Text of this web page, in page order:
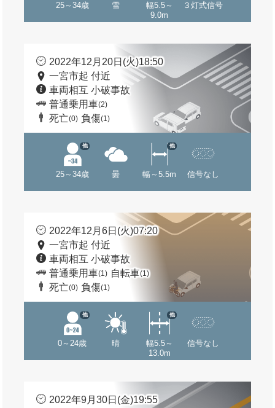
25～34歳 雪
幅5.5～
9.0m
３灯式信号
2022年12月20日(火)18:50
一宮市起 付近
車両相互 小破事故
普通乗用車(2)
死亡(0) 負傷(1)
25～34歳
他
曇 幅～5.5m
他
信号なし
2022年12月6日(火)07:20
一宮市起 付近
車両相互 小破事故
普通乗用車(1) 自転車(1)
死亡(0) 負傷(1)
0～24歳
他
晴
幅5.5～
13.0m
他
信号なし
2022年9月30日(金)19:55